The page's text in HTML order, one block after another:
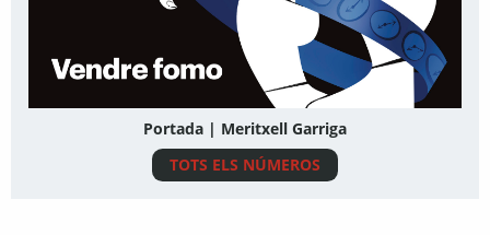
Portada | Meritxell Garriga
TOTS ELS NÚMEROS